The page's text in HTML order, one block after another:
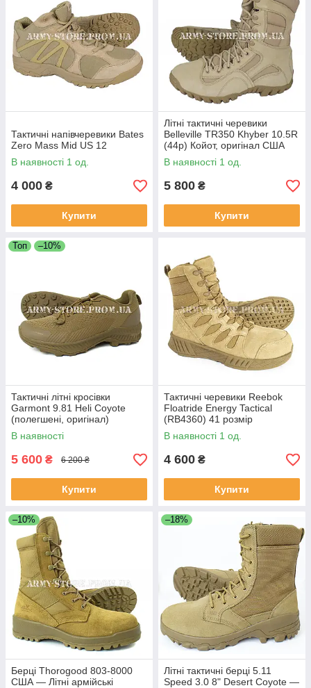
Тактичні напівчеревики Bates
Zero Mass Mid US 12
В наявності 1 од.
4 000 ₴
Купити
Літні тактичні черевики
Belleville TR350 Khyber 10.5R
(44р) Койот, оригінал США
В наявності 1 од.
5 800 ₴
Купити
Топ –10%
Тактичні літні кросівки
Garmont 9.81 Heli Coyote
(полегшені, оригінал)
В наявності
5 600 ₴ 6 200 ₴
Купити
Тактичні черевики Reebok
Floatride Energy Tactical
(RB4360) 41 розмір
В наявності 1 од.
4 600 ₴
Купити
–10%
Берці Thorogood 803-8000
США — Літні армійські
–18%
Літні тактичні берці 5.11
Speed 3.0 8" Desert Coyote —